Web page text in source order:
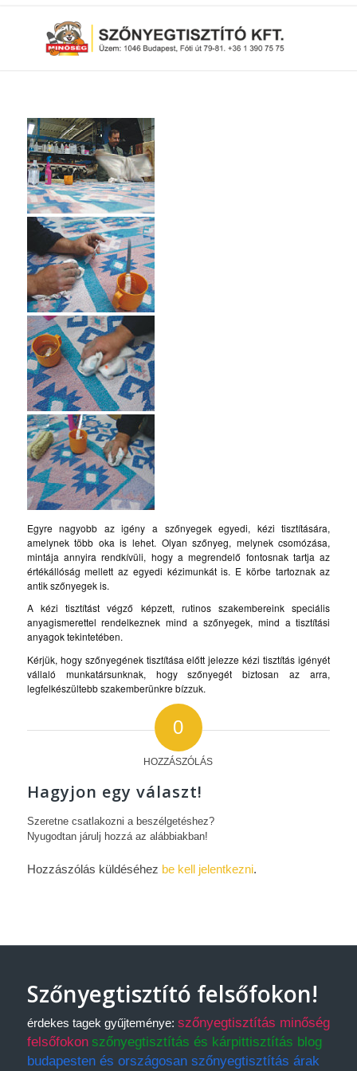
Egyre nagyobb az igény a szőnyegek egyedi, kézi tisztítására,
amelynek több oka is lehet. Olyan szőnyeg, melynek csomózása,
mintája annyira rendkívüli, hogy a megrendelő fontosnak tartja az
értékállóság mellett az egyedi kézimunkát is. E körbe tartoznak az
antik szőnyegek is.
A kézi tisztítást végző képzett, rutinos szakembereink speciális
anyagismerettel rendelkeznek mind a szőnyegek, mind a tisztítási
anyagok tekintetében.
Kérjük, hogy szőnyegének tisztítása előtt jelezze kézi tisztítás igényét
vállaló munkatársunknak, hogy szőnyegét biztosan az arra,
legfelkészültebb szakemberünkre bízzuk.
0
HOZZÁSZÓLÁS
Hagyjon egy választ!
Szeretne csatlakozni a beszélgetéshez?
Nyugodtan járulj hozzá az alábbiakban!
Hozzászólás küldéséhez be kell jelentkezni.
Szőnyegtisztító felsőfokon!
érdekes tagek gyűjteménye: szőnyegtisztítás minőség
felsőfokon szőnyegtisztítás és kárpittisztítás blog
budapesten és országosan szőnyegtisztítás árak